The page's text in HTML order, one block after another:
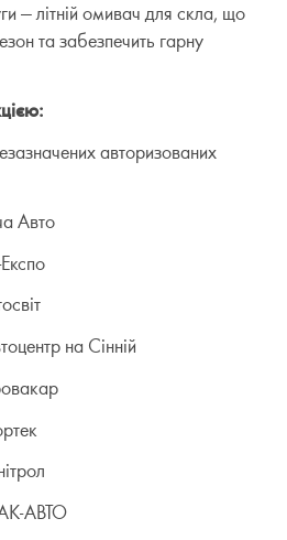
— літній омивач для скла, що
та забезпечить гарну
авторизованих
Авто
на Сінній
АВТО